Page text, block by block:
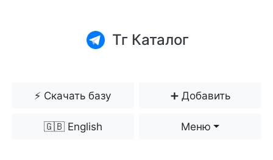
Тг Каталог
⚡️ Скачать базу ➕ Добавить
🇬🇧 English Меню